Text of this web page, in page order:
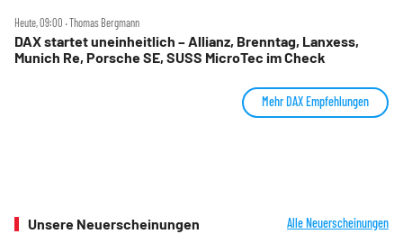
Heute, 09:00 ‧ Thomas Bergmann
DAX startet uneinheitlich – Allianz, Brenntag, Lanxess,
Munich Re, Porsche SE, SUSS MicroTec im Check
Mehr DAX Empfehlungen
Unsere Neuerscheinungen Alle Neuerscheinungen